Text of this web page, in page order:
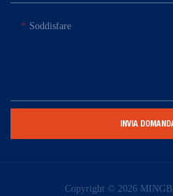
Soddisfare
INVIA
Copyright © 2026